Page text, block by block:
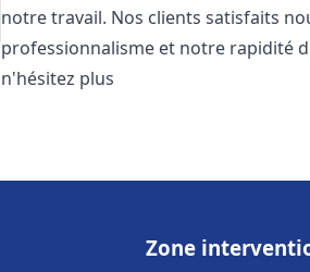
notre travail. Nos clients satisfaits
professionnalisme et notre rapidité
n'hésitez plus
Zone